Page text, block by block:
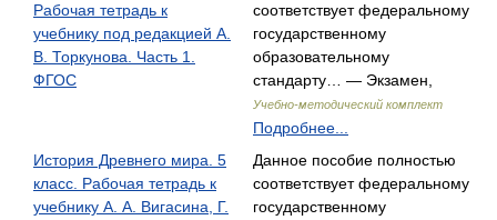
Рабочая тетрадь к
учебнику под редакцией А.
В. Торкунова. Часть 1.
ФГОС
соответствует федеральному
государственному
образовательному
стандарту… — Экзамен,
Учебно-методический комплект
Подробнее...
История Древнего мира. 5
класс. Рабочая тетрадь к
учебнику А. А. Вигасина, Г.
Данное пособие полностью
соответствует федеральному
государственному